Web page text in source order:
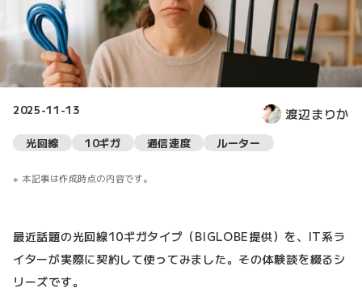
2025-11-13 渡辺まりか
光回線 10ギガ 通信速度 ルーター
本記事は作成時点の内容です。
最近話題の光回線10ギガタイプ（BIGLOBE提供）を、IT系ラ
イターが実際に契約して使ってみました。その体験談を綴るシ
リーズです。